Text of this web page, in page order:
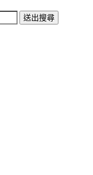
送出搜尋